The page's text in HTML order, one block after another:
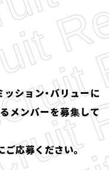
ッション・バリューに
メンバーを募集して
ご応募ください。